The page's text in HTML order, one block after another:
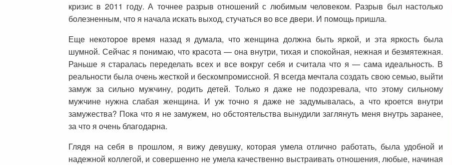
кризис в 2011 году. А точнее разрыв отношений с любимым человеком. Разрыв был настолько
болезненным, что я начала искать выход, стучаться во все двери. И помощь пришла.
Еще некоторое время назад я думала, что женщина должна быть яркой, и эта яркость была
шумной. Сейчас я понимаю, что красота — она внутри, тихая и спокойная, нежная и безмятежная.
Раньше я старалась переделать всех и все вокруг себя и считала что я — сама идеальность. В
реальности была очень жесткой и бескомпромиссной. Я всегда мечтала создать свою семью, выйти
замуж за сильно мужчину, родить детей. Только я даже не подозревала, что этому сильному
мужчине нужна слабая женщина. И уж точно я даже не задумывалась, а что кроется внутри
замужества? Пока что я не замужем, но обстоятельства вынудили заглянуть меня внутрь заранее,
за что я очень благодарна.
Глядя на себя в прошлом, я вижу девушку, которая умела отлично работать, была удобной и
надежной коллегой, и совершенно не умела качественно выстраивать отношения, любые, начиная